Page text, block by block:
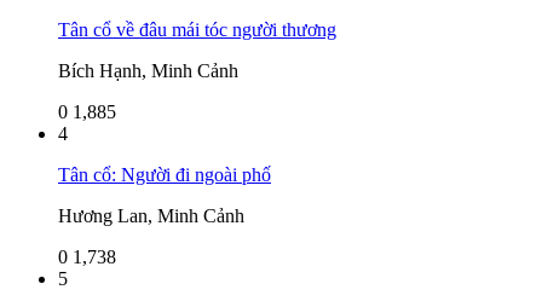
Tân cổ về đâu mái tóc người thương
Bích Hạnh, Minh Cảnh
0 1,885
4
Tân cổ: Người đi ngoài phố
Hương Lan, Minh Cảnh
0 1,738
5